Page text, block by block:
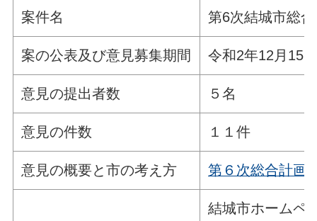
案件名
第6次結城市総
案の公表及び意見募集期間 令和2年12月15
意見の提出者数 ５名
意見の件数 １１件
意見の概要と市の考え方 第６次総合計画
結城市ホームペ